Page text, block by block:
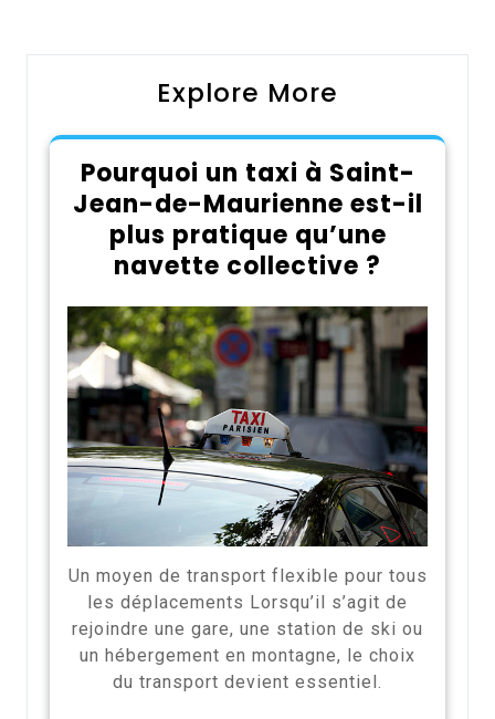
Explore More
Pourquoi un taxi à Saint-
Jean-de-Maurienne est-il
plus pratique qu’une
navette collective ?
Un moyen de transport flexible pour tous
les déplacements Lorsqu’il s’agit de
rejoindre une gare, une station de ski ou
un hébergement en montagne, le choix
du transport devient essentiel.